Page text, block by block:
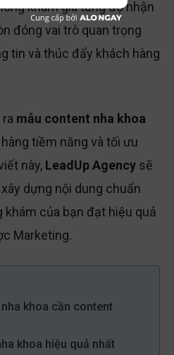
khám gia tăng độ nhận
đóng vai trò quan trọng
tin và thúc đẩy khách hàng
mẫu content nha khoa
tiềm năng và tối ưu
này, LeadUp Agency sẽ
dựng nội dung chuẩn
khám của bạn đạt hiệu quả
Marketing.
khoa cần content
khoa hiệu quả nhất